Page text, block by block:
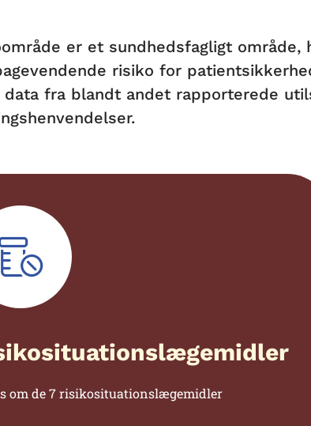
er et sundhedsfagligt
risiko for
data fra blandt andet rapporterede
om de 7 risikosituationslægemidler